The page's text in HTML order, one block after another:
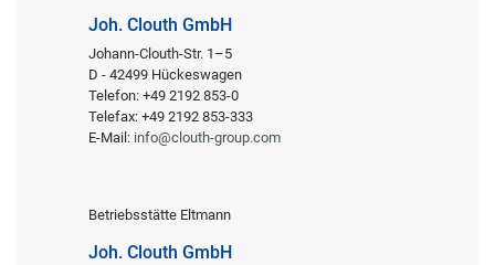
Joh. Clouth GmbH
Johann-Clouth-Str. 1–5
D - 42499 Hückeswagen
Telefon: +49 2192 853-0
Telefax: +49 2192 853-333
E-Mail: info@clouth-group.com
Betriebsstätte Eltmann
Joh. Clouth GmbH